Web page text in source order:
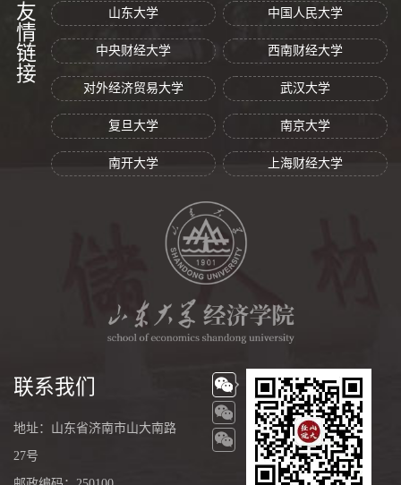
友情链接 山东大学 中国人民大学
中央财经大学 西南财经大学
对外经济贸易大学 武汉大学
复旦大学 南京大学
南开大学 上海财经大学
联系我们
地址：山东省济南市山大南路
27号